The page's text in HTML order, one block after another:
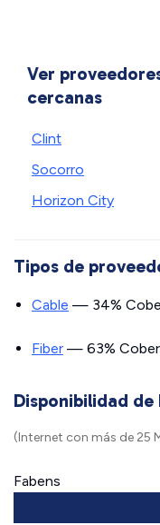
Ver
cercanas
Clint
Socorro
Horizon City
Tipos de
Cable — 34%
Fiber — 63%
Disponibilidad de
(Internet con más de 25
Fabens